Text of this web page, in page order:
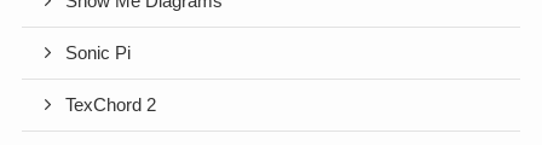
Sonic Pi
TexChord 2